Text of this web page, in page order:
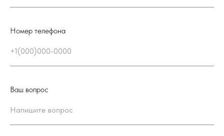
Номер телефона
Ваш вопрос